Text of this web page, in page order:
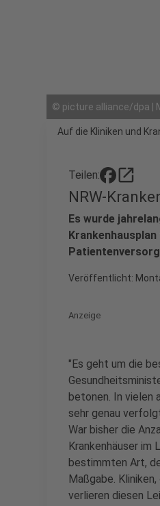
© picture alliance/dpa |
Auf die Kliniken und
Teilen: open_in_new
NRW-
Es wurde
Veröffentlicht:
Anzeige
"Es geht um die
betonen. In vielen
sehr genau
War bisher die
Krankenhäuser im
bestimmten Art,
Maßgabe.
verlieren diesen